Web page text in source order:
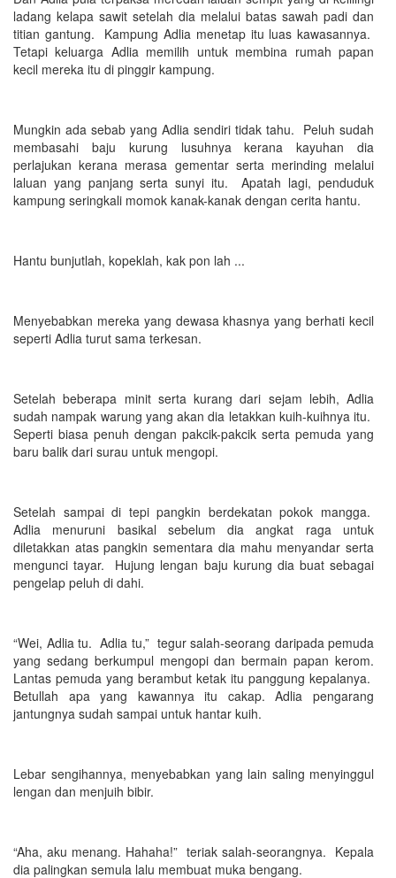
ladang kelapa sawit setelah dia melalui batas sawah padi dan
titian gantung. Kampung Adlia menetap itu luas kawasannya.
Tetapi keluarga Adlia memilih untuk membina rumah papan
kecil mereka itu di pinggir kampung.
Mungkin ada sebab yang Adlia sendiri tidak tahu. Peluh sudah
membasahi baju kurung lusuhnya kerana kayuhan dia
perlajukan kerana merasa gementar serta merinding melalui
laluan yang panjang serta sunyi itu. Apatah lagi, penduduk
kampung seringkali momok kanak-kanak dengan cerita hantu.
Hantu bunjutlah, kopeklah, kak pon lah ...
Menyebabkan mereka yang dewasa khasnya yang berhati kecil
seperti Adlia turut sama terkesan.
Setelah beberapa minit serta kurang dari sejam lebih, Adlia
sudah nampak warung yang akan dia letakkan kuih-kuihnya itu.
Seperti biasa penuh dengan pakcik-pakcik serta pemuda yang
baru balik dari surau untuk mengopi.
Setelah sampai di tepi pangkin berdekatan pokok mangga.
Adlia menuruni basikal sebelum dia angkat raga untuk
diletakkan atas pangkin sementara dia mahu menyandar serta
mengunci tayar. Hujung lengan baju kurung dia buat sebagai
pengelap peluh di dahi.
“Wei, Adlia tu. Adlia tu,” tegur salah-seorang daripada pemuda
yang sedang berkumpul mengopi dan bermain papan kerom.
Lantas pemuda yang berambut ketak itu panggung kepalanya.
Betullah apa yang kawannya itu cakap. Adlia pengarang
jantungnya sudah sampai untuk hantar kuih.
Lebar sengihannya, menyebabkan yang lain saling menyinggul
lengan dan menjuih bibir.
“Aha, aku menang. Hahaha!” teriak salah-seorangnya. Kepala
dia palingkan semula lalu membuat muka bengang.